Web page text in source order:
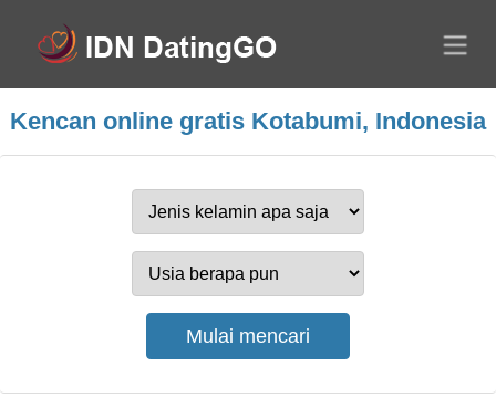
Kencan online gratis Kotabumi, Indonesia